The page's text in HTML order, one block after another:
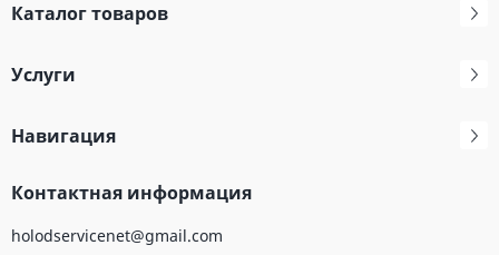
Каталог товаров
Услуги
Навигация
Контактная информация
holodservicenet@gmail.com